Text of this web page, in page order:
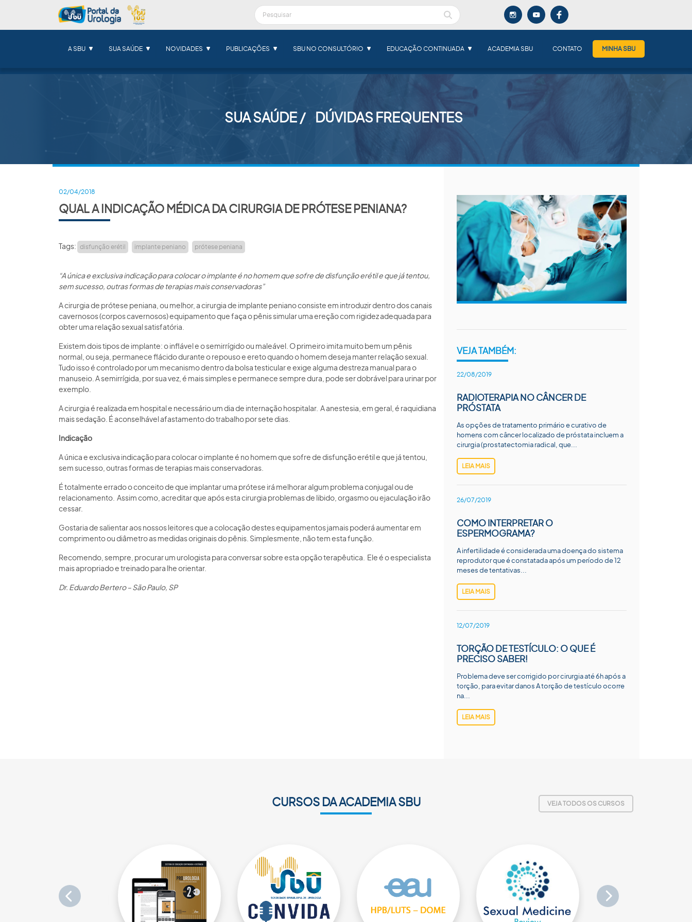
A SBU SUA SAÚDE NOVIDADES PUBLICAÇÕES SBU NO CONSULTÓRIO EDUCAÇÃO CONTINUADA ACADEMIA SBU CONTATO MINHA SBU
SUA SAÚDE DÚVIDAS FREQUENTES
02/04/2018
QUAL A INDICAÇÃO MÉDICA DA CIRURGIA DE PRÓTESE PENIANA?
Tags: disfunção erétil implante peniano prótese peniana
“A única e exclusiva indicação para colocar o implante é no homem que sofre de disfunção erétil e que já tentou,
sem sucesso, outras formas de terapias mais conservadoras”
A cirurgia de prótese peniana, ou melhor, a cirurgia de implante peniano consiste em introduzir dentro dos canais
cavernosos (corpos cavernosos) equipamento que faça o pênis simular uma ereção com rigidez adequada para
obter uma relação sexual satisfatória.
Existem dois tipos de implante: o inflável e o semirrígido ou maleável. O primeiro imita muito bem um pênis
normal, ou seja, permanece flácido durante o repouso e ereto quando o homem deseja manter relação sexual.
Tudo isso é controlado por um mecanismo dentro da bolsa testicular e exige alguma destreza manual para o
manuseio. A semirrígida, por sua vez, é mais simples e permanece sempre dura, pode ser dobrável para urinar por
exemplo.
A cirurgia é realizada em hospital e necessário um dia de internação hospitalar. A anestesia, em geral, é raquidiana
mais sedação. É aconselhável afastamento do trabalho por sete dias.
Indicação
A única e exclusiva indicação para colocar o implante é no homem que sofre de disfunção erétil e que já tentou,
sem sucesso, outras formas de terapias mais conservadoras.
É totalmente errado o conceito de que implantar uma prótese irá melhorar algum problema conjugal ou de
relacionamento. Assim como, acreditar que após esta cirurgia problemas de libido, orgasmo ou ejaculação irão
cessar.
Gostaria de salientar aos nossos leitores que a colocação destes equipamentos jamais poderá aumentar em
comprimento ou diâmetro as medidas originais do pênis. Simplesmente, não tem esta função.
Recomendo, sempre, procurar um urologista para conversar sobre esta opção terapêutica. Ele é o especialista
mais apropriado e treinado para lhe orientar.
Dr. Eduardo Bertero – São Paulo, SP
VEJA TAMBÉM:
22/08/2019
RADIOTERAPIA NO CÂNCER DE
PRÓSTATA
As opções de tratamento primário e curativo de
homens com câncer localizado de próstata incluem a
cirurgia (prostatectomia radical, que...
LEIA MAIS
26/07/2019
COMO INTERPRETAR O
ESPERMOGRAMA?
A infertilidade é considerada uma doença do sistema
reprodutor que é constatada após um período de 12
meses de tentativas...
LEIA MAIS
12/07/2019
TORÇÃO DE TESTÍCULO: O QUE É
PRECISO SABER!
Problema deve ser corrigido por cirurgia até 6h após a
torção, para evitar danos A torção de testículo ocorre
na...
LEIA MAIS
CURSOS DA ACADEMIA SBU VEJA TODOS OS CURSOS